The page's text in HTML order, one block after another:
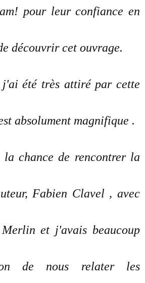
pour leur confiance en
découvrir cet ouvrage.
été très attiré par cette
absolument magnifique .
chance de rencontrer la
Fabien Clavel , avec
et j'avais beaucoup
de nous relater les